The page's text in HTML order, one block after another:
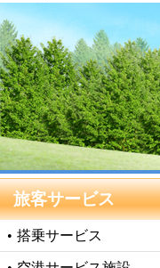
ク
に
ジ
ャ
ン
プ
す
る
旅客サービス
• 搭乗サービス